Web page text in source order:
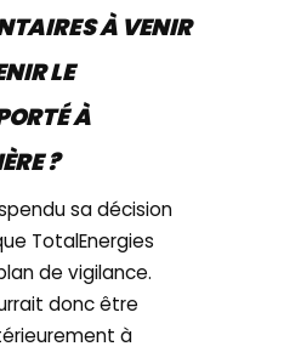
À VENIR
LE
À
?
sa décision
TotalEnergies
de vigilance.
donc être
à